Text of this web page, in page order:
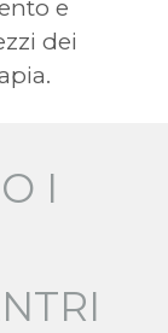
e
dei
I